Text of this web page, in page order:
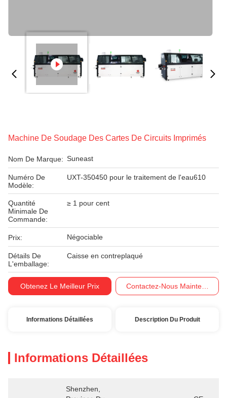
Machine De Soudage Des Cartes De Circuits Imprimés
Nom De Marque: Suneast
Numéro De
Modèle:
UXT-350450 pour le traitement de l'eau610
Quantité
Minimale De
Commande:
≥ 1 pour cent
Prix: Négociable
Détails De
L'emballage:
Caisse en contreplaqué
Conditions De
Paiement:
Obtenez Le Meilleur Prix Contactez-Nous Maintenant
Informations Détaillées Description Du Produit
Informations Détaillées
Shenzhen,